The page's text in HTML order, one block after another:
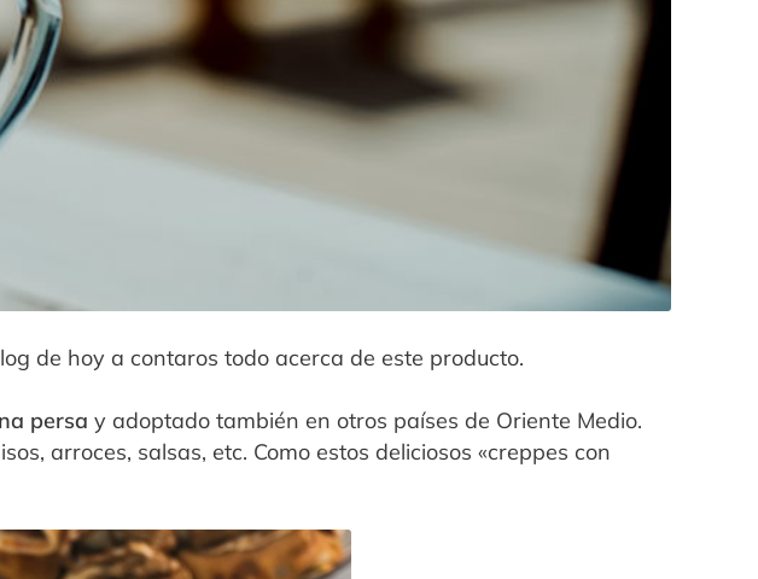
de hoy a contaros todo acerca de este producto.
persa y adoptado también en otros países de Oriente Medio.
arroces, salsas, etc. Como estos deliciosos «creppes con